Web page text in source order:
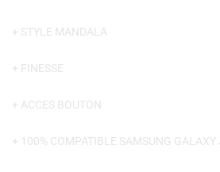
+ STYLE MANDALA
+ FINESSE
+ ACCES BOUTON
+ 100% COMPATIBLE SAMSUNG